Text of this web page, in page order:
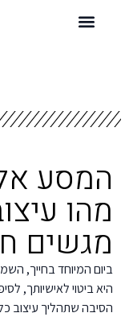
המסע
מהו
מגשים
ביום המיוחד בחייך,
היא ביטוי לאישיותך,
הסיבה שתהליך עיצוב